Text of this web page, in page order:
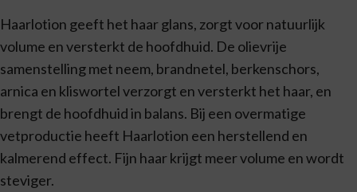
Haarlotion geeft het haar glans, zorgt voor natuurlijk
volume en versterkt de hoofdhuid. De olievrije
samenstelling met neem, brandnetel, berkenschors,
arnica en kliswortel verzorgt en versterkt het haar, en
brengt de hoofdhuid in balans. Bij een overmatige
vetproductie heeft Haarlotion een herstellend en
kalmerend effect. Fijn haar krijgt meer volume en wordt
steviger.